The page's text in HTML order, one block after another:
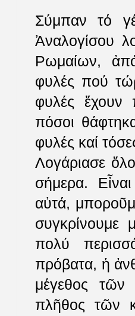
Σύμπαν τό
Ἀναλογίσου
Ρωμαίων,
φυλές πού
φυλές ἔχουν
πόσοι
φυλές καί
Λογάριασε
σήμερα.
αὐτά,
συγκρίνουμε
πολύ
πρόβατα, ἡ
μέγεθος τῶν
πλῆθος τῶν